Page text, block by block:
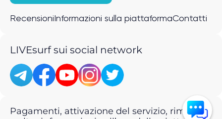
Recensioni Informazioni sulla piattaformaContatti
LIVEsurf sui social network
Pagamenti, attivazione del servizio, rimborsi